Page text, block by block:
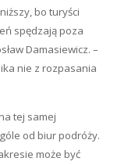
bo turyści
spędzają poza
Damasiewicz. –
nie z rozpasania
tej samej
od biur podróży.
może być